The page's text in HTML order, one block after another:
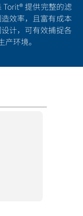
提供完整的滤
效率，且富有成本
计，可有效捕捉各
环境。